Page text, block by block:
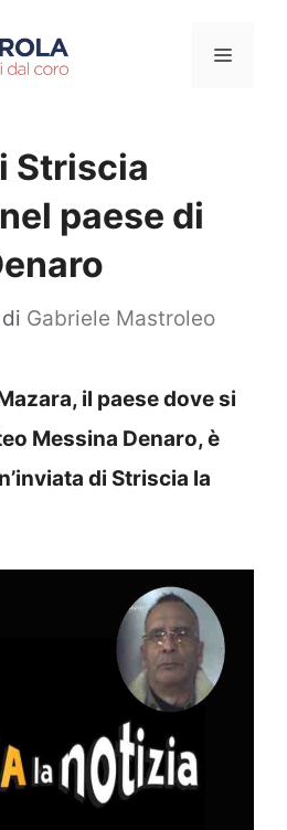
Menu
Striscia
paese di
di Gabriele Mastroleo
il paese dove si
Messina Denaro, è
di Striscia la